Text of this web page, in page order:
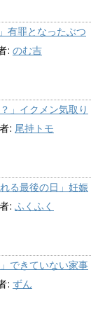
有罪となったぶつ
: のむ吉
」イクメン気取り
: 尾持トモ
る最後の日」妊娠
: ふくふく
できていない家事
: ずん